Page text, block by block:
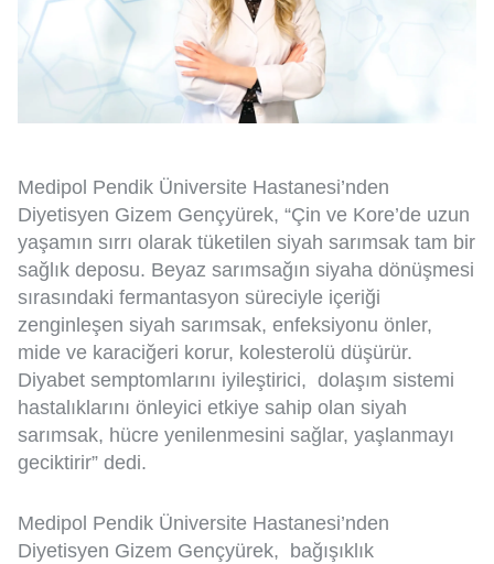
Medipol Pendik Üniversite Hastanesi’nden
Diyetisyen Gizem Gençyürek, “Çin ve Kore’de uzun
yaşamın sırrı olarak tüketilen siyah sarımsak tam bir
sağlık deposu. Beyaz sarımsağın siyaha dönüşmesi
sırasındaki fermantasyon süreciyle içeriği
zenginleşen siyah sarımsak, enfeksiyonu önler,
mide ve karaciğeri korur, kolesterolü düşürür.
Diyabet semptomlarını iyileştirici, dolaşım sistemi
hastalıklarını önleyici etkiye sahip olan siyah
sarımsak, hücre yenilenmesini sağlar, yaşlanmayı
geciktirir” dedi.
Medipol Pendik Üniversite Hastanesi’nden
Diyetisyen Gizem Gençyürek, bağışıklık